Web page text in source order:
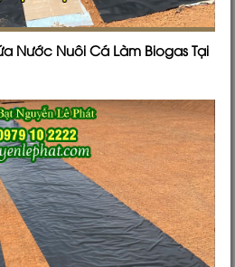
Nước Nuôi Cá Làm Biogas Tại